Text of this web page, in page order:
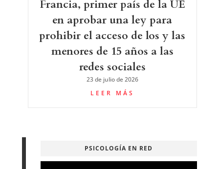
Francia, primer país de la UE
en aprobar una ley para
prohibir el acceso de los y las
menores de 15 años a las
redes sociales
23 de julio de 2026
LEER MÁS
PSICOLOGÍA EN RED